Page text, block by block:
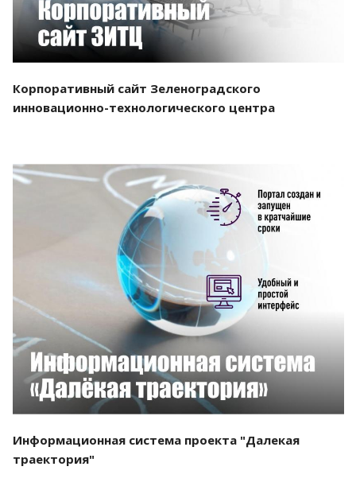
Корпоративный сайт Зеленоградского
инновационно-технологического центра
Смотреть проект
Информационная система проекта "Далекая
траектория"